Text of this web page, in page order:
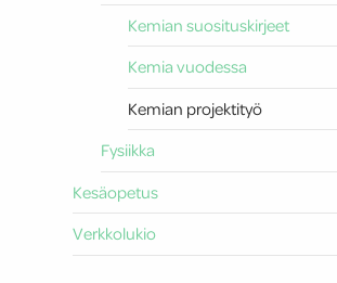
Kemian suosituskirjeet
Kemia vuodessa
Kemian projektityö
Fysiikka
Kesäopetus
Verkkolukio